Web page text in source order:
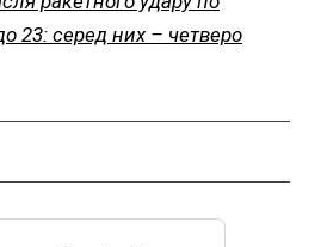
23: серед них – четверо